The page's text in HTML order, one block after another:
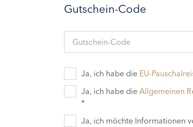
Gutschein-Code
Gutschein-Code
Ja, ich habe die EU-
Ja, ich habe die Allgemeinen
*
Ja, ich möchte Informationen